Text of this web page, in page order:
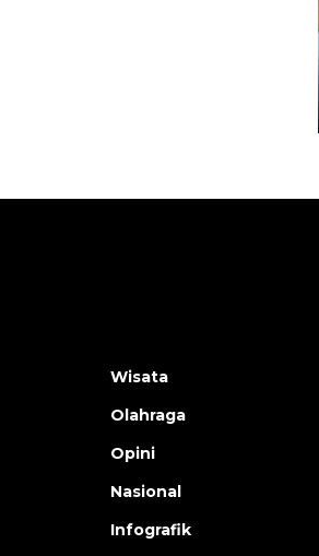
Wisata
Olahraga
Opini
Nasional
Infografik